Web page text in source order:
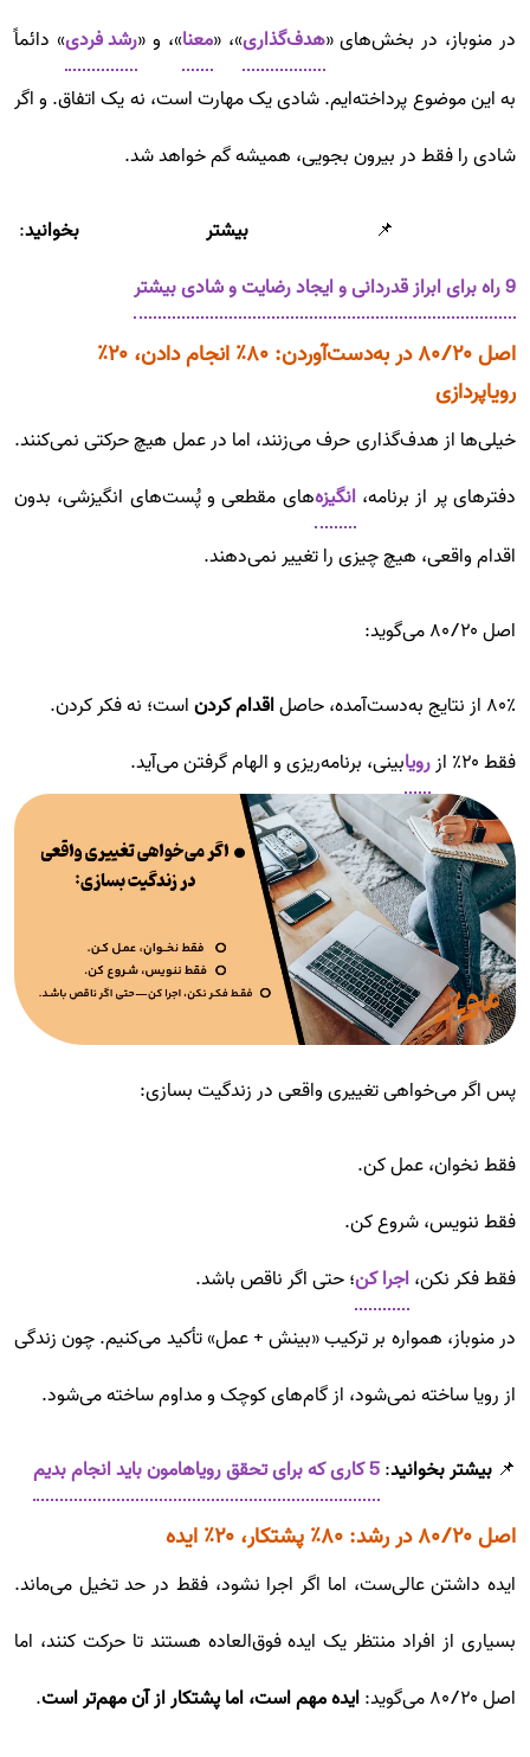
در منوباز، در بخش‌های «هدف‌گذاری»، «معنا»، و «رشد فردی» دائماً
به این موضوع پرداخته‌ایم. شادی یک مهارت است، نه یک اتفاق. و اگر
شادی را فقط در بیرون بجویی، همیشه گم خواهد شد.
📌 بیشتر بخوانید:
9 راه برای ابراز قدردانی و ایجاد رضایت و شادی بیشتر
اصل ۸۰/۲۰ در به‌دست‌آوردن: ۸۰٪ انجام دادن، ۲۰٪
رویاپردازی
خیلی‌ها از هدف‌گذاری حرف می‌زنند، اما در عمل هیچ حرکتی نمی‌کنند.
دفترهای پر از برنامه،انگیزه‌های مقطعی و پُست‌های انگیزشی، بدون
اقدام واقعی، هیچ چیزی را تغییر نمی‌دهند.
اصل ۸۰/۲۰ می‌گوید:
۸۰٪ از نتایج به‌دست‌آمده، حاصل اقدام کردناست؛ نه فکر کردن.
فقط ۲۰٪ از
رویابینی، برنامه‌ریزی و الهام گرفتن می‌آید.
پس اگر می‌خواهی تغییری واقعی در زندگیت بسازی:
فقط نخوان، عمل کن.
فقط ننویس، شروع کن.
فقط فکر نکن،اجرا کن؛ حتی اگر ناقص باشد.
در منوباز، همواره بر ترکیب «بینش + عمل» تأکید می‌کنیم. چون زندگی
از رویا ساخته نمی‌شود، از گام‌های کوچک و مداوم ساخته می‌شود.
📌 بیشتر بخوانید:5 کاری که برای تحقق رویاهامون باید انجام بدیم
اصل ۸۰/۲۰ در رشد: ۸۰٪ پشتکار، ۲۰٪ ایده
ایده داشتن عالی‌ست، اما اگر اجرا نشود، فقط در حد تخیل می‌ماند.
بسیاری از افراد منتظر یک ایده فوق‌العاده هستند تا حرکت کنند، اما
اصل ۸۰/۲۰ می‌گوید:
ایده مهم است، اما پشتکار از آن مهم‌تر است.